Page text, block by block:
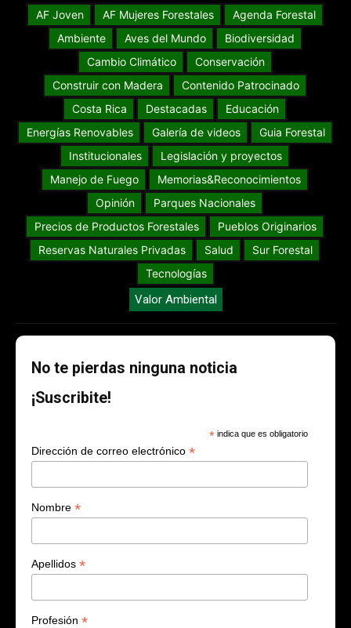
AF Joven AF Mujeres Forestales
Agenda Forestal
Ambiente
Aves del Mundo
Biodiversidad
Cambio Climático
Conservación
Construir con Madera
Contenido Patrocinado
Costa Rica
Destacadas
Educación
Energías Renovables
Galería de videos
Guia Forestal
Institucionales
Legislación y proyectos
Manejo de Fuego
Memorias&Reconocimientos
Opinión
Parques Nacionales
Precios de Productos Forestales
Pueblos Originarios
Reservas Naturales Privadas
Salud
Sur Forestal
Tecnologías
Valor Ambiental
No te pierdas ninguna noticia
¡Suscribite!
* indica que es obligatorio
Dirección de correo electrónico *
Nombre *
Apellidos *
Profesión *